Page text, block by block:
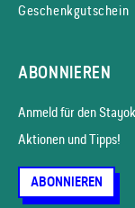
Geschenkgutschein
ABONNIEREN
Anmeld für den
Aktionen und Tipps!
ABONNIEREN